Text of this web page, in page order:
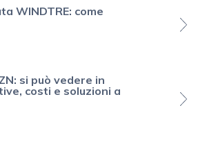
WINDTRE: come
si può vedere in
costi e soluzioni a